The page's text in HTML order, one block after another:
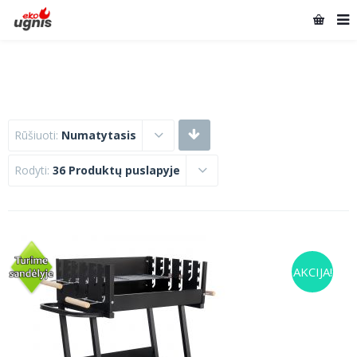
Rūšiuoti: Numatytasis
Rodyti: 36 Produktų puslapyje
AKCIJA!